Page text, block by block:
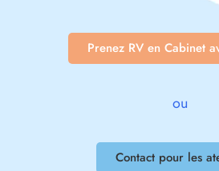
Prenez RV en Cabinet
ou
Contact pour les